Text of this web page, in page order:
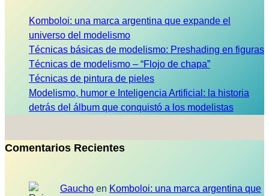
Komboloi: una marca argentina que expande el
universo del modelismo
Técnicas básicas de modelismo: Preshading en figuras
Técnicas de modelismo – “Flojo de chapa”
Técnicas de pintura de pieles
Modelismo, humor e Inteligencia Artificial: la historia
detrás del álbum que conquistó a los modelistas
Comentarios Recientes
Gaucho en Komboloi: una marca argentina que